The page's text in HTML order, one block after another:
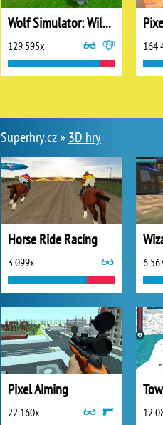
Wolf Simulator: Wild Animals 3D
129 595x 164
Superhry.cz » 3D hry
Horse Ride Racing
3 099x 6
Pixel Aiming
22 160x 12